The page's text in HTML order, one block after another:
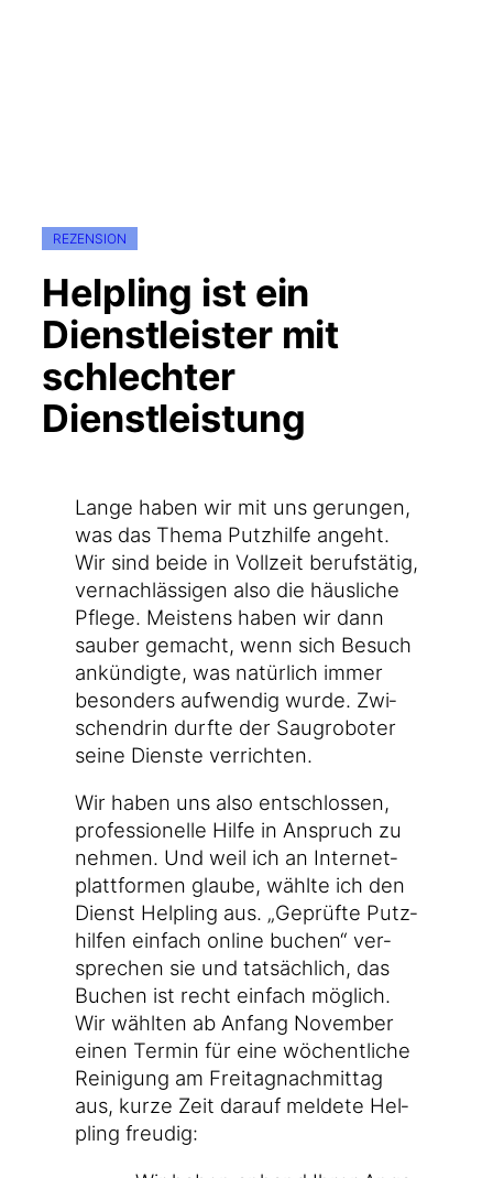
REZENSION
Helpling ist ein
Dienstleister mit
schlechter
Dienstleistung
Lan­ge haben wir mit uns gerun­gen,
was das The­ma Putz­hil­fe angeht.
Wir sind bei­de in Voll­zeit berufs­tä­tig,
ver­nach­läs­si­gen also die häus­li­che
Pfle­ge. Meis­tens haben wir dann
sau­ber gemacht, wenn sich Besuch
ankün­dig­te, was natür­lich immer
beson­ders auf­wen­dig wur­de. Zwi­
schen­drin durf­te der Saug­ro­bo­ter
sei­ne Diens­te verrichten.
Wir haben uns also ent­schlos­sen,
pro­fes­sio­nel­le Hil­fe in Anspruch zu
neh­men. Und weil ich an Inter­net­
platt­for­men glau­be, wähl­te ich den
Dienst Hel­pling aus. „Geprüf­te Putz­
hil­fen ein­fach online buchen“ ver­
spre­chen sie und tat­säch­lich, das
Buchen ist recht ein­fach mög­lich.
Wir wähl­ten ab Anfang Novem­ber
einen Ter­min für eine wöchent­li­che
Rei­ni­gung am Frei­tag­nach­mit­tag
aus, kur­ze Zeit dar­auf mel­de­te Hel­
pling freudig: